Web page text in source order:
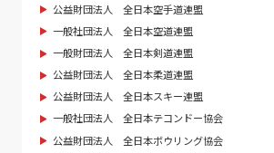
公益財団法人 全日本空手道連盟
一般社団法人 全日本空道連盟
一般財団法人 全日本剣道連盟
公益財団法人 全日本柔道連盟
公益財団法人 全日本スキー連盟
一般社団法人 全日本テコンドー協会
公益財団法人 全日本ボウリング協会